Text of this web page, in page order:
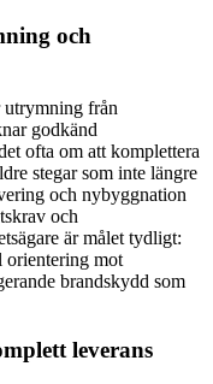
och
utrymning från
godkänd
ofta om att komplettera
stegar som inte längre
och nybyggnation
och
är målet tydligt:
orientering mot
brandskydd som
leverans